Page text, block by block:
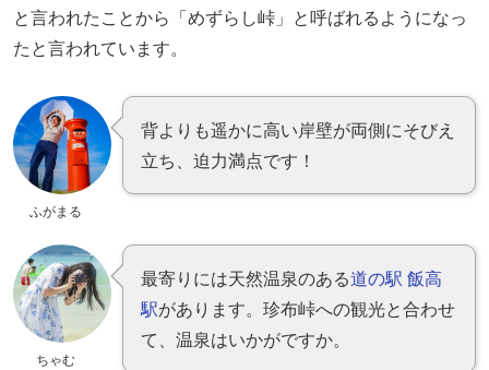
と言われたことから「めずらし峠」と呼ばれるようになっ
たと言われています。
ふがまる
背よりも遥かに高い岸壁が両側にそびえ
立ち、迫力満点です！
ちゃむ
最寄りには天然温泉のある道の駅 飯高
駅があります。珍布峠への観光と合わせ
て、温泉はいかがですか。